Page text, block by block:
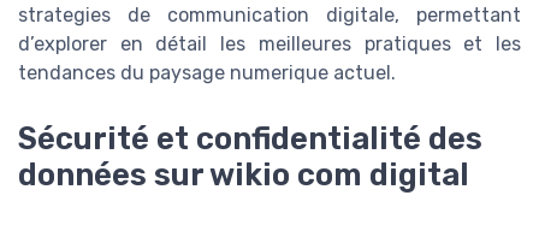
strategies de communication digitale, permettant
d’explorer en détail les meilleures pratiques et les
tendances du paysage numerique actuel.
Sécurité et confidentialité des
données sur wikio com digital